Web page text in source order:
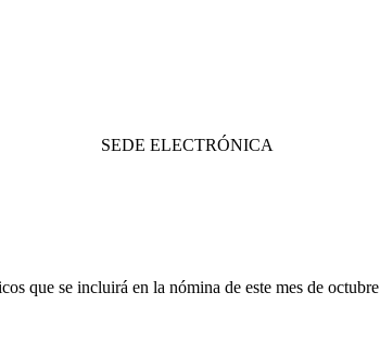
SEDE ELECTRÓNICA
que se incluirá en la nómina de este mes de octubre